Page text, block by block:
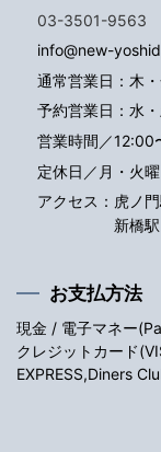
03-3501-9563
info@new-
通常営業日：木
予約営業日：水
営業時間／12:00
定休日／月・火
アクセス： 虎ノ
新橋
お支払方法
現金 / 電子マネー
クレジットカード
EXPRESS,Diners